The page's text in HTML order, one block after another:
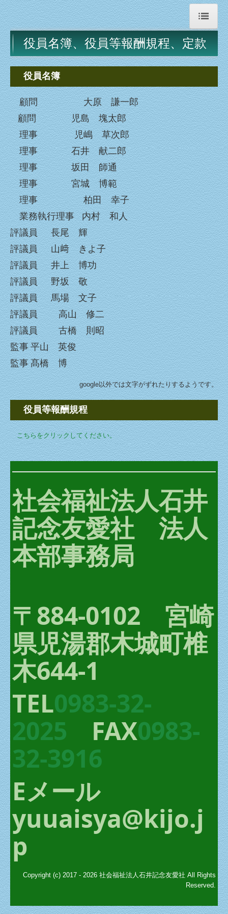
HOME
事業所一覧
職員募集
職員募集 児嶋理事長の話
職員募集 先輩の声 1
職員募集 先輩の声 2
石井記念友愛社について
理事長挨拶
石井十次とは
理念・方針
沿革
法人概要、アクセスマップ
石井十次塋域
役員名簿、役員等報酬規程、定款
決算公告(社会福祉法人の財務諸表等電子開示システム）
ゆうあい通信
友愛社周辺の見どころ
石井記念友愛社 全景
寄付について
石井十次記念館ニュース
芸術館 商品販売
友愛社のイベント
一般事業主行動計画
石井十次セミナー
せいごろう亭 一般の寄付
資料館見学のご案内
助成事業の報告
役員名簿、役員等報酬規程、定款
役員名簿
顧問 大原 謙一郎
顧問
児島 塊太郎
理事
児嶋 草次郎
理事
石井 献二郎
理事
坂田 師通
理事
宮城 博範
理事 柏田 幸子
業務執行理事 内村 和人
評議員
長尾 輝
評議員
山﨑 きよ子
評議員
井上 博功
評議員
野坂 敬
評議員
馬場 文子
評議員 高山 修二
評議員 古橋 則昭
監事 平山 英俊
監事 髙橋 博
google以外では文字がずれたりするようです。
役員等報酬規程
こちらをクリックしてください。
社会福祉法人石井
記念友愛社 法人
本部事務局
〒884-0102 宮崎
県児湯郡木城町椎
木644-1
TEL0983-32-
2025 FAX0983-
32-3916
Eメール
yuuaisya@kijo.j
p
Copyright (c) 2017 - 2026 社会福祉法人石井記念友愛社 All Rights
Reserved.